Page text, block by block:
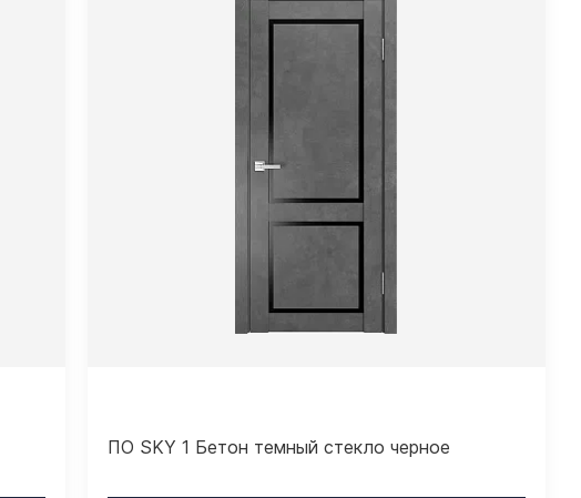
ПО SKY 1 Бетон темный стекло черное